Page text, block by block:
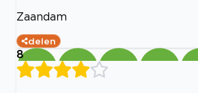
Zaandam
delen
8